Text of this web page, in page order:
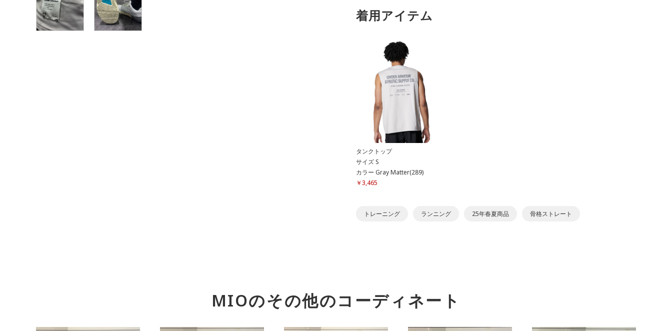
着用アイテム
タンクトップ
サイズ S
カラー Gray Matter(289)
￥3,465
トレーニング ランニング 25年春夏商品 骨格ストレート
MIOのその他のコーディネート